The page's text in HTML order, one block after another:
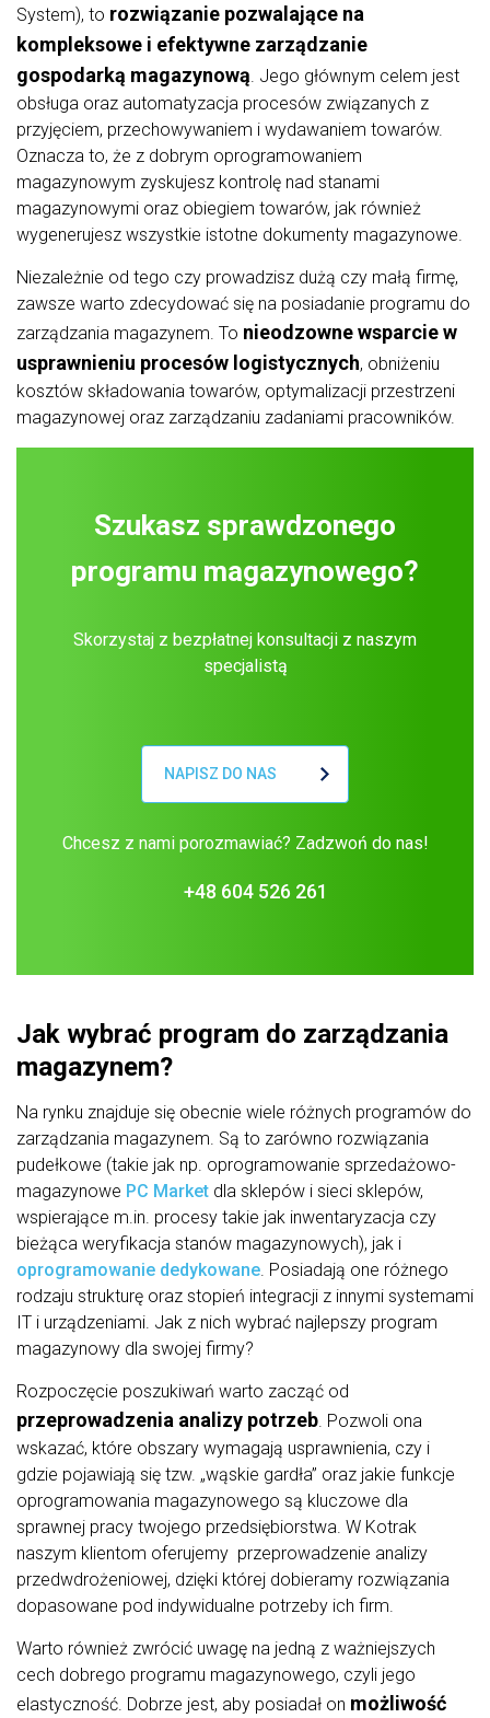
System), to rozwiązanie pozwalające na
kompleksowe i efektywne zarządzanie
gospodarką magazynową. Jego głównym celem jest
obsługa oraz automatyzacja procesów związanych z
przyjęciem, przechowywaniem i wydawaniem towarów.
Oznacza to, że z dobrym oprogramowaniem
magazynowym zyskujesz kontrolę nad stanami
magazynowymi oraz obiegiem towarów, jak również
wygenerujesz wszystkie istotne dokumenty magazynowe.
Niezależnie od tego czy prowadzisz dużą czy małą firmę,
zawsze warto zdecydować się na posiadanie programu do
zarządzania magazynem. To nieodzowne wsparcie w
usprawnieniu procesów logistycznych, obniżeniu
kosztów składowania towarów, optymalizacji przestrzeni
magazynowej oraz zarządzaniu zadaniami pracowników.
Szukasz sprawdzonego
programu magazynowego?
Skorzystaj z bezpłatnej konsultacji z naszym
specjalistą
NAPISZ DO NAS
Chcesz z nami porozmawiać? Zadzwoń do nas!
+48 604 526 261
Jak wybrać program do zarządzania
magazynem?
Na rynku znajduje się obecnie wiele różnych programów do
zarządzania magazynem. Są to zarówno rozwiązania
pudełkowe (takie jak np. oprogramowanie sprzedażowo-
magazynowe PC Market dla sklepów i sieci sklepów,
wspierające m.in. procesy takie jak inwentaryzacja czy
bieżąca weryfikacja stanów magazynowych), jak i
oprogramowanie dedykowane. Posiadają one różnego
rodzaju strukturę oraz stopień integracji z innymi systemami
IT i urządzeniami. Jak z nich wybrać najlepszy program
magazynowy dla swojej firmy?
Rozpoczęcie poszukiwań warto zacząć od
przeprowadzenia analizy potrzeb. Pozwoli ona
wskazać, które obszary wymagają usprawnienia, czy i
gdzie pojawiają się tzw. „wąskie gardła” oraz jakie funkcje
oprogramowania magazynowego są kluczowe dla
sprawnej pracy twojego przedsiębiorstwa. W Kotrak
naszym klientom oferujemy przeprowadzenie analizy
przedwdrożeniowej, dzięki której dobieramy rozwiązania
dopasowane pod indywidualne potrzeby ich firm.
Warto również zwrócić uwagę na jedną z ważniejszych
cech dobrego programu magazynowego, czyli jego
elastyczność. Dobrze jest, aby posiadał on możliwość